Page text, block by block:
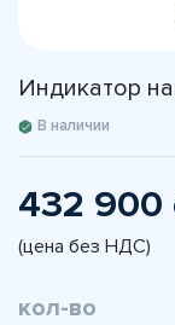
Индикатор
В наличии
432 900
(цена без НДС)
кол-во